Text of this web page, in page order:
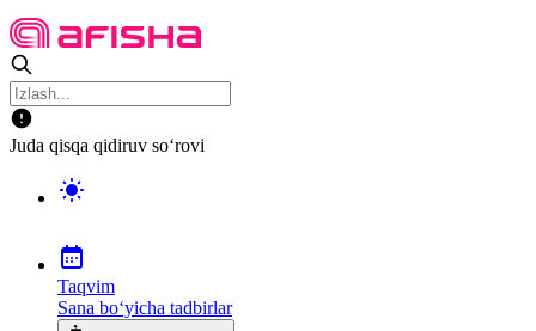
Juda qisqa qidiruv so‘rovi
Taqvim
Sana bo‘yicha tadbirlar